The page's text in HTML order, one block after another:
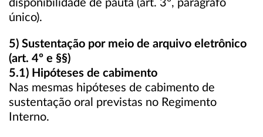
disponibilidade de pauta (art. 3º, parágrafo
único).
5) Sustentação por meio de arquivo eletrônico
(art. 4º e §§)
5.1) Hipóteses de cabimento
Nas mesmas hipóteses de cabimento de
sustentação oral previstas no Regimento
Interno.